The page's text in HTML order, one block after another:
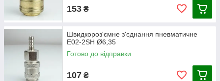
153 ₴
Швидкороз'ємне з'єднання пневматичне
E02-2SH Ø6,35
Готово до відправки
107 ₴